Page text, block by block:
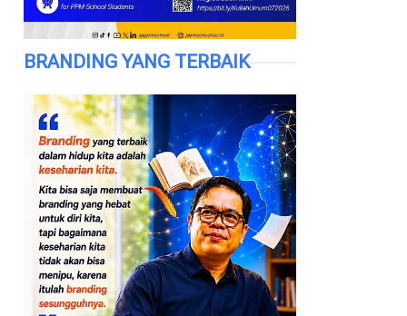
BRANDING YANG TERBAIK